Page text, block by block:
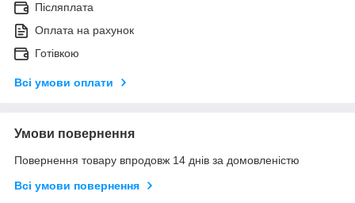
Післяплата
Оплата на рахунок
Готівкою
Всі умови оплати
Умови повернення
Повернення товару впродовж 14 днів за домовленістю
Всі умови повернення